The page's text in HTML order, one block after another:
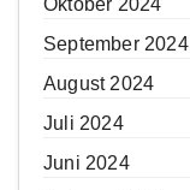
September 2024
August 2024
Juli 2024
Juni 2024